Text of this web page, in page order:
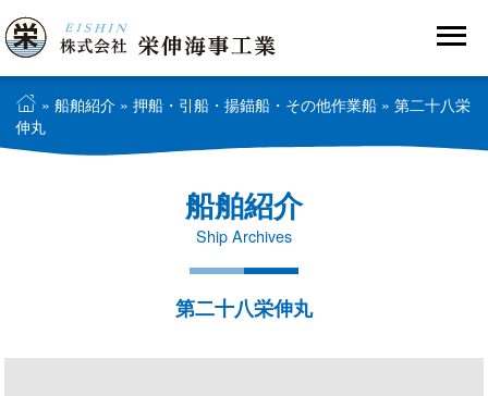
»船舶紹介 »押船・引船・揚錨船・その他作業船 » 第二十八栄
伸丸
船舶紹介
Ship Archives
第二十八栄伸丸